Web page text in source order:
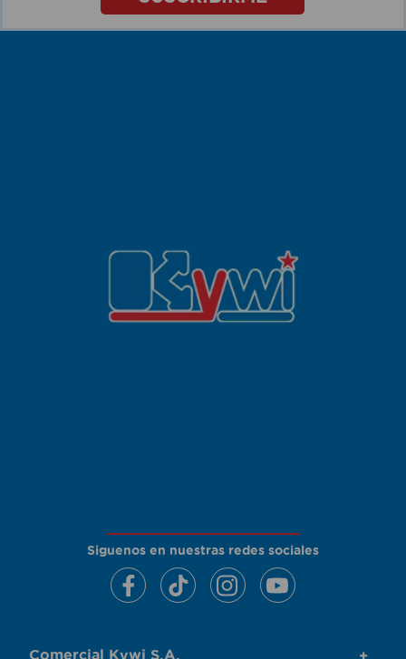
Siguenos en nuestras redes sociales
Comercial Kywi S.A. +